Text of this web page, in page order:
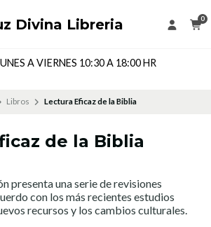
Divina Libreria 0
Dirección: Cochrane 143 Local
Libros Lectura Eficaz de la Biblia
de la Biblia
presenta una serie de revisiones
con los más recientes estudios
recursos y los cambios culturales.